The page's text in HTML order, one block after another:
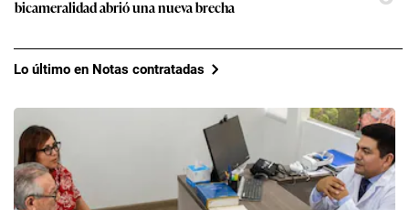
bicameralidad abrió una nueva brecha
Lo último en Notas contratadas